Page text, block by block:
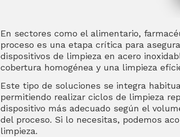
En sectores como el alimentario,
proceso es una etapa crítica para
dispositivos de limpieza en acero
cobertura homogénea y una limpieza
Este tipo de soluciones se integra
permitiendo realizar ciclos de limpieza
dispositivo más adecuado según el
del proceso. Si lo necesitas, podemos
limpieza.